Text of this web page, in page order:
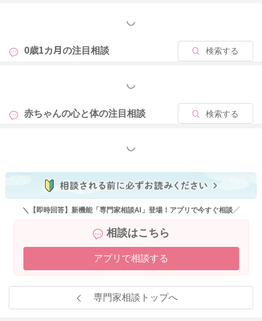
もっと見る
0歳1カ月の注目相談 検索する
もっと見る
赤ちゃんの心と体の注目相談 検索する
もっと見る
＼【即時回答】新機能「専門家相談AI」登場！アプリで今すぐ相談／
相談はこちら
アプリで相談する
専門家相談トップへ